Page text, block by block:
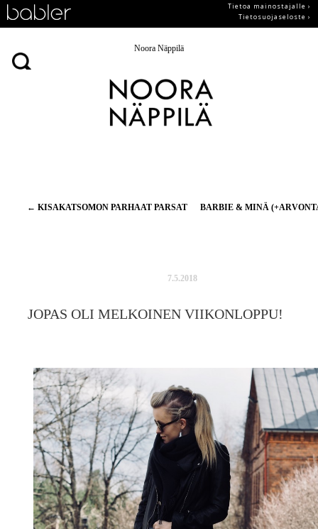
Tietoa mainostajalle ›
Tietosuojaseloste ›
Noora Näppilä
Artikkelien
← KISAKATSOMON PARHAAT PARSAT BARBIE & MINÄ
7.5.2018
JOPAS OLI MELKOINEN VIIKONLOPPU!